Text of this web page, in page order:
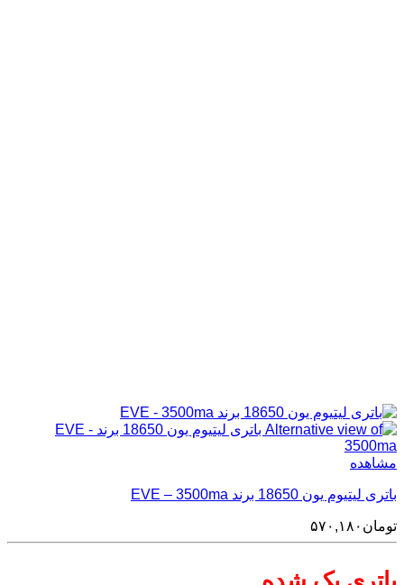
مشاهده
باتری لیتیوم یون 18650 برند EVE – 3500ma
تومان ۵۷۰,۱۸۰